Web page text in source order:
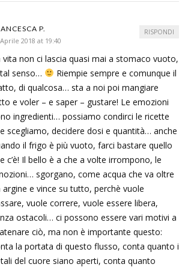
P.
2018 at 19:40
vita non ci lascia quasi mai a stomaco vuoto,
senso…
Riempie sempre e comunque il
di qualcosa… sta a noi poi mangiare
e voler – e saper – gustare! Le emozioni
ingredienti… possiamo condirci le ricette
scegliamo, decidere dosi e quantità… anche
il frigo è più vuoto, farci bastare quello
c’è! Il bello è a che a volte irrompono, le
sgorgano, come acqua che va oltre
argine e vince su tutto, perchè vuole
vuole correre, vuole essere libera,
ostacoli… ci possono essere vari motivi a
ciò, ma non è importante questo:
la portata di questo flusso, conta quanto i
del cuore siano aperti, conta quanto
RISPONDI